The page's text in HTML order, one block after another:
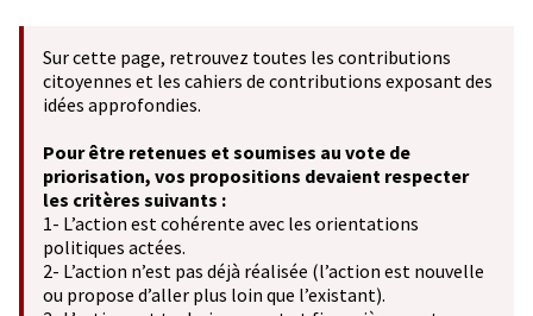
Sur cette page, retrouvez toutes les contributions
citoyennes et les cahiers de contributions exposant des
idées approfondies.
Pour être retenues et soumises au vote de
priorisation, vos propositions devaient respecter
les critères suivants :
1- L’action est cohérente avec les orientations
politiques actées.
2- L’action n’est pas déjà réalisée (l’action est nouvelle
ou propose d’aller plus loin que l’existant).